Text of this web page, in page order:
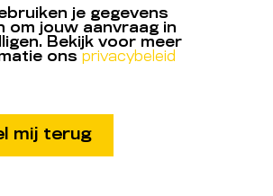
je gegevens
om jouw aanvraag in
Bekijk voor meer
ons privacybeleid